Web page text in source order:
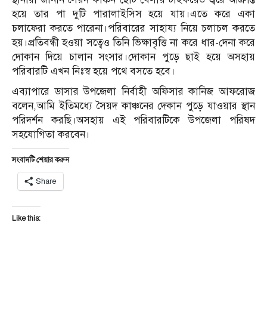
হয়ে তার পা দুটি পারালাইসিস হয়ে যায়।এতে করে একা
চলাফেরা করতে পারেনা।পরিবারের সাহায্য নিয়ে চলাচল করতে
হয়।প্রতিবন্ধী হওয়া সত্বেও তিনি ভিক্ষাবৃত্তি না করে ধার-দেনা করে
দোকান দিয়ে চালান সংসার।দোকান পুড়ে ছাই হয়ে অসহায়
পরিবারটি এখন নিঃস্ব হয়ে পথে বসতে হবে।
এব্যাপারে ডাসার উপজেলা নির্বাহী অফিসার কানিজ আফরোজ
বলেন,আমি ইতিমধ্যে সৈয়দ কাঞ্চনের দেকান পুড়ে যাওয়ার স্থান
পরিদর্শন করছি।অসহায় এই পরিবারটিকে উপজেলা পরিষদ
সহযোগিতা করবেন।
সংবাদটি শেয়ার করুন
Share
Like this: